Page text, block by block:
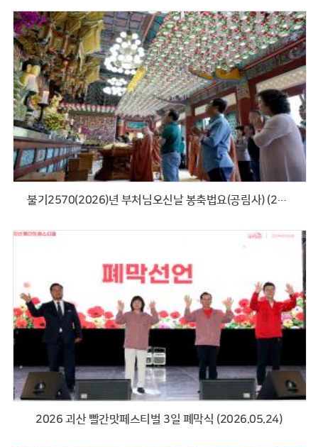
불기2570(2026)년 부처님오신날 봉축법요(공림사) (2026.05.24)
2026 괴산 빨간맛페스티벌 3일 폐막식 (2026.05.24)